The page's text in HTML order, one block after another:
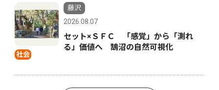
社会
藤沢
2026.08.07
セット×ＳＦＣ 「感覚」から「測れ
る」価値へ 鵠沼の自然可視化